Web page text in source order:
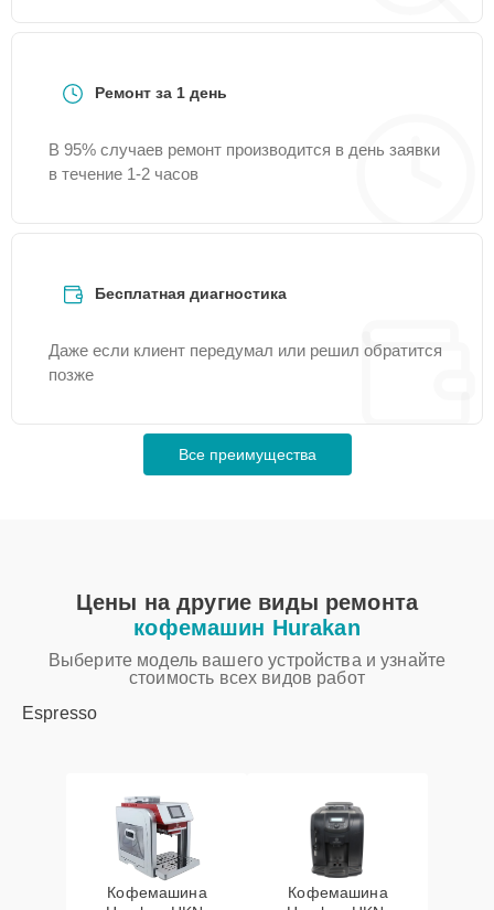
Ремонт за 1 день
В 95% случаев ремонт производится в день заявки
в течение 1-2 часов
Бесплатная диагностика
Даже если клиент передумал или решил обратится
позже
Все преимущества
Цены на другие виды ремонта
кофемашин Hurakan
Выберите модель вашего устройства и узнайте
стоимость всех видов работ
Espresso
Кофемашина
Кофемашина